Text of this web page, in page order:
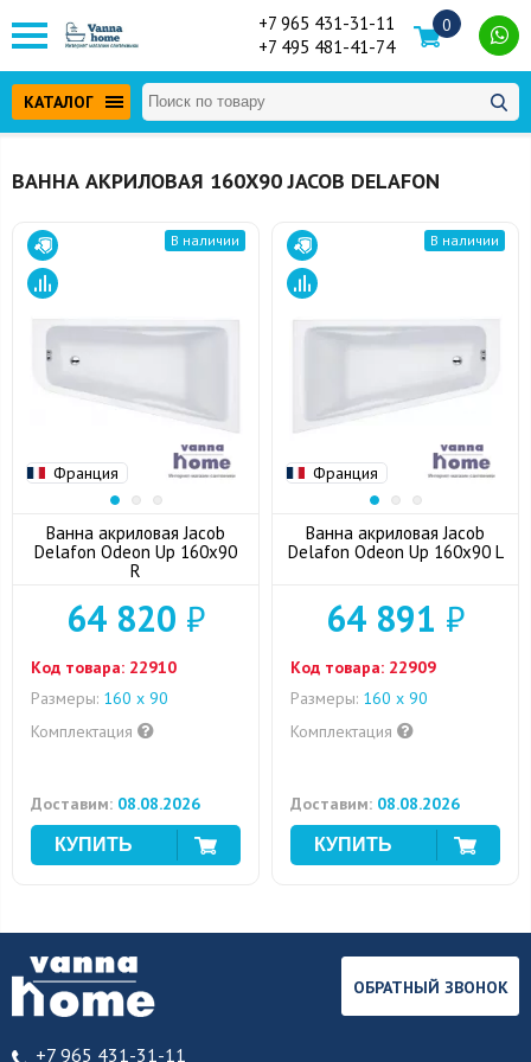
+7 965 431-31-11
+7 495 481-41-74
0
КАТАЛОГ
ВАННА АКРИЛОВАЯ 160Х90 JACOB DELAFON
Франция
В наличии
Ванна акриловая Jacob
Delafon Odeon Up 160x90
R
64 820 ₽
Код товара: 22910
Размеры: 160 x 90
Комплектация
Доставим: 08.08.2026
Франция
В наличии
Ванна акриловая Jacob
Delafon Odeon Up 160x90 L
64 891 ₽
Код товара: 22909
Размеры: 160 x 90
Комплектация
Доставим: 08.08.2026
+7 965 431-31-11
ОБРАТНЫЙ ЗВОНОК